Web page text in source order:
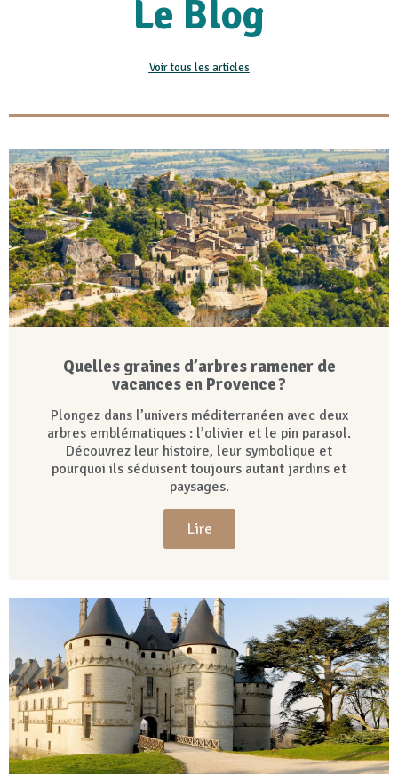
Le Blog
Voir tous les articles
Quelles graines d’arbres ramener de
vacances en Provence ?
Plongez dans l’univers méditerranéen avec deux
arbres emblématiques : l’olivier et le pin parasol.
Découvrez leur histoire, leur symbolique et
pourquoi ils séduisent toujours autant jardins et
paysages.
Lire